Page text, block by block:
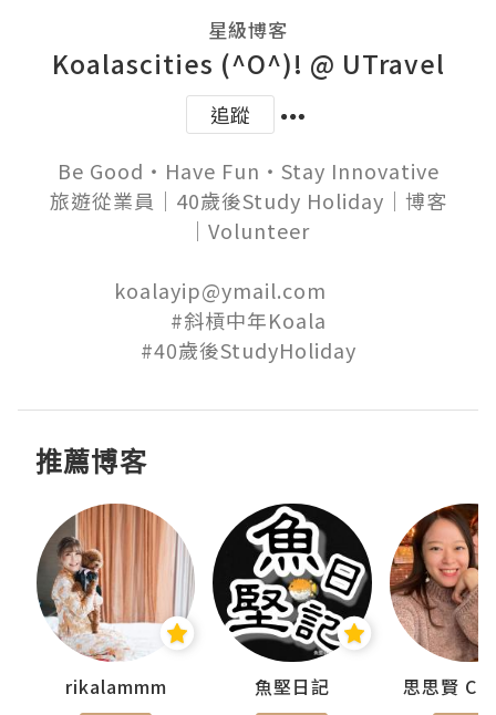
星級博客
Koalascities (^O^)! @ UTravel
追蹤
Be Good‧Have Fun‧Stay Innovative
旅遊從業員│40歲後Study Holiday│博客
│Volunteer
koalayip@ymail.com
#斜槓中年Koala
推薦博客
rikalammm 魚堅日記